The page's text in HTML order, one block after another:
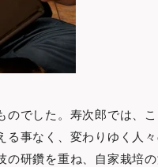
でした。寿次郎では、
事なく、変わりゆく人
研鑽を重ね、自家栽培